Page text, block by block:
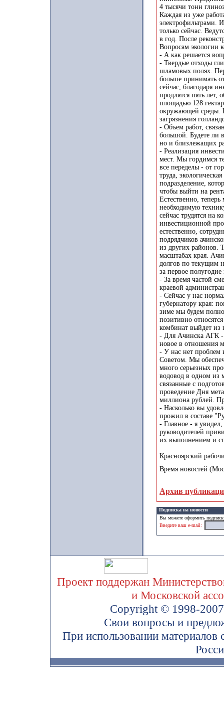
4 тысячи тонн
Каждая из уже
электрофильтрами.
только сейчас.
в год. После
Вопросам экологии
- А как решается
- Твердые отходы
шламовых полях.
больше принимать
сейчас, благодаря
продлятся пять лет,
площадью 128
окружающей среды.
загрязнения
- Объем работ,
большой. Будете ли
но и близлежащих
- Реализация
мест. Мы гордимся
все переделы - от
труда,
подразделение,
чтобы выйти на
Естественно,
необходимую
сейчас трудятся на
инвестиционной
естественно,
подрядчиков
из других районов.
масштабах края.
долгов по текущим
за первое
- За время частой
краевой
- Сейчас у нас
губернатору края:
зиме мы будем
позитивно
комбинат выйдет из
- Для Ачинска АГК -
новое в отношения
- У нас нет проблем
Советом. Мы
много серьезных
водовод в одном из
связанные с
проведение Дня
миллиона рублей.
- Насколько вы
прожил в составе
- Главное - я
руководителей
их выполнением и
Красноярский
Время новостей
Архив
Подписка на новости
Вы можете оформить
Введите ваш e-mail:
Проект поддержан
и Московской
Copyright © 1998-
Свои вопросы и
При использовании